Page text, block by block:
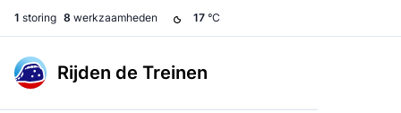
1 storing 8 werkzaamheden 17 °C
Rijden de Treinen